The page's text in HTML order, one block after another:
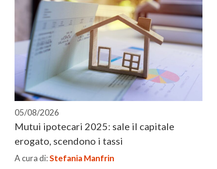
05/08/2026
Mutui ipotecari 2025: sale il capitale
erogato, scendono i tassi
A cura di:Stefania Manfrin